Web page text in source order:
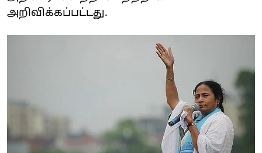
அறிவிக்கப்பட்டது.